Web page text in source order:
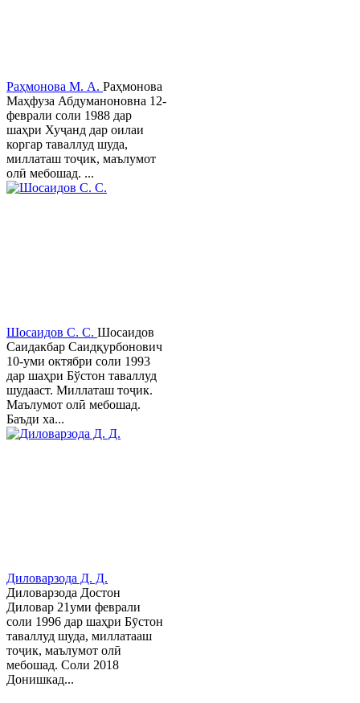
Раҳмонова М. А. Раҳмонова
Маҳфуза Абдуманоновна 12-
феврали соли 1988 дар
шаҳри Хуҷанд дар оилаи
коргар таваллуд шуда,
миллаташ тоҷик, маълумот
олӣ мебошад. ...
Шосаидов С. С. Шосаидов
Саидакбар Саидқурбонович
10-уми октябри соли 1993
дар шаҳри Бўстон таваллуд
шудааст. Миллаташ тоҷик.
Маълумот олӣ мебошад.
Баъди ха...
Диловарзода Д. Д.
Диловарзода Достон
Диловар 21уми феврали
соли 1996 дар шаҳри Бӯстон
таваллуд шуда, миллатааш
тоҷик, маълумот олӣ
мебошад. Соли 2018
Донишкад...